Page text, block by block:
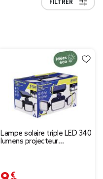
FILTRER
Lampe solaire triple LED 340
lumens projecteur
9,95 €